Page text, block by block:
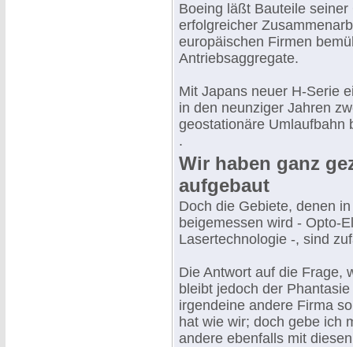
Boeing läßt Bauteile
erfolgreicher
europäischen Firmen
Antriebsaggregate.
Mit Japans neuer H-Serie
in den neunziger Jahren
geostationäre Umlaufbahn
.
Wir haben ganz
aufgebaut
Doch die Gebiete, denen
beigemessen wird - Opto-
Lasertechnologie -, sind
Die Antwort auf die Frage,
bleibt jedoch der
irgendeine andere Firma
hat wie wir; doch gebe ich
andere ebenfalls mit